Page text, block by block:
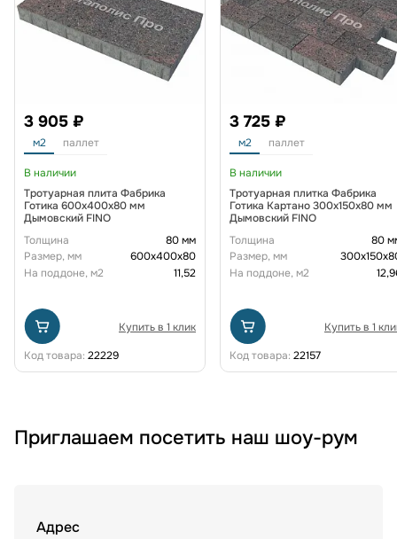
3 905 ₽
м2 паллет
В наличии
Тротуарная плита Фабрика
Готика 600х400х80 мм
Дымовский FINO
Толщина
80 мм
Размер, мм
600х400х80
На поддоне, м2
11,52
Купить в 1 клик
Код товара: 22229
3 725 ₽
м2 паллет
В наличии
Тротуарная плитка Фабрика
Готика Картано 300х150х80 мм
Дымовский FINO
Толщина
80
Размер, мм
На поддоне, м2
Купить в 1
Код товара: 22157
Приглашаем посетить наш шоу-рум
Адрес